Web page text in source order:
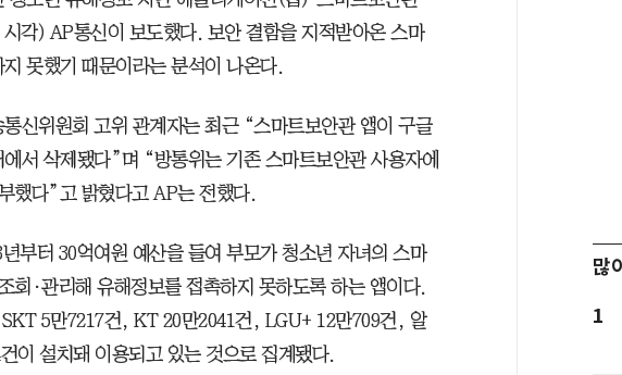
각) AP통신이 보도했다. 보안 결함을 지적받아온 스마
못했기 때문이라는 분석이 나온다.
신위원회 고위 관계자는 최근 “스마트보안관 앱이 구글
서 삭제됐다”며 “방통위는 기존 스마트보안관 사용자에
했다”고 밝혔다고 AP는 전했다.
부터 30억여원 예산을 들여 부모가 청소년 자녀의 스마
회·관리해 유해정보를 접촉하지 못하도록 하는 앱이다.
5만7217건, KT 20만2041건, LGU+ 12만709건, 알
이 설치돼 이용되고 있는 것으로 집계됐다.
많
1